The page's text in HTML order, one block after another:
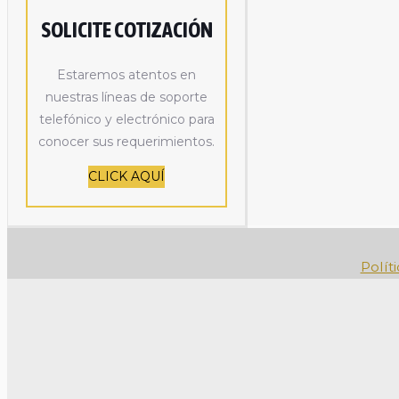
SOLICITE COTIZACIÓN
Estaremos atentos en
nuestras líneas de soporte
telefónico y electrónico para
conocer sus requerimientos.
CLICK AQUÍ